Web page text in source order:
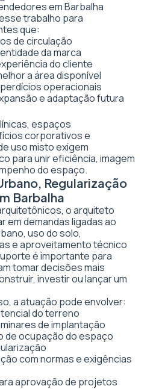
em Barbalha
trabalho para
que:
de circulação
da marca
do cliente
a área disponível
operacionais
e adaptação futura
espaços
corporativos e
uso misto exigem
para unir eficiência, imagem
do espaço.
Regularização
Barbalha
o arquiteto
em demandas ligadas ao
uso do solo,
e aproveitamento técnico
é importante para
tomar decisões mais
investir ou lançar um
a atuação pode envolver:
do terreno
de implantação
de ocupação do espaço
com normas e exigências
aprovação de projetos